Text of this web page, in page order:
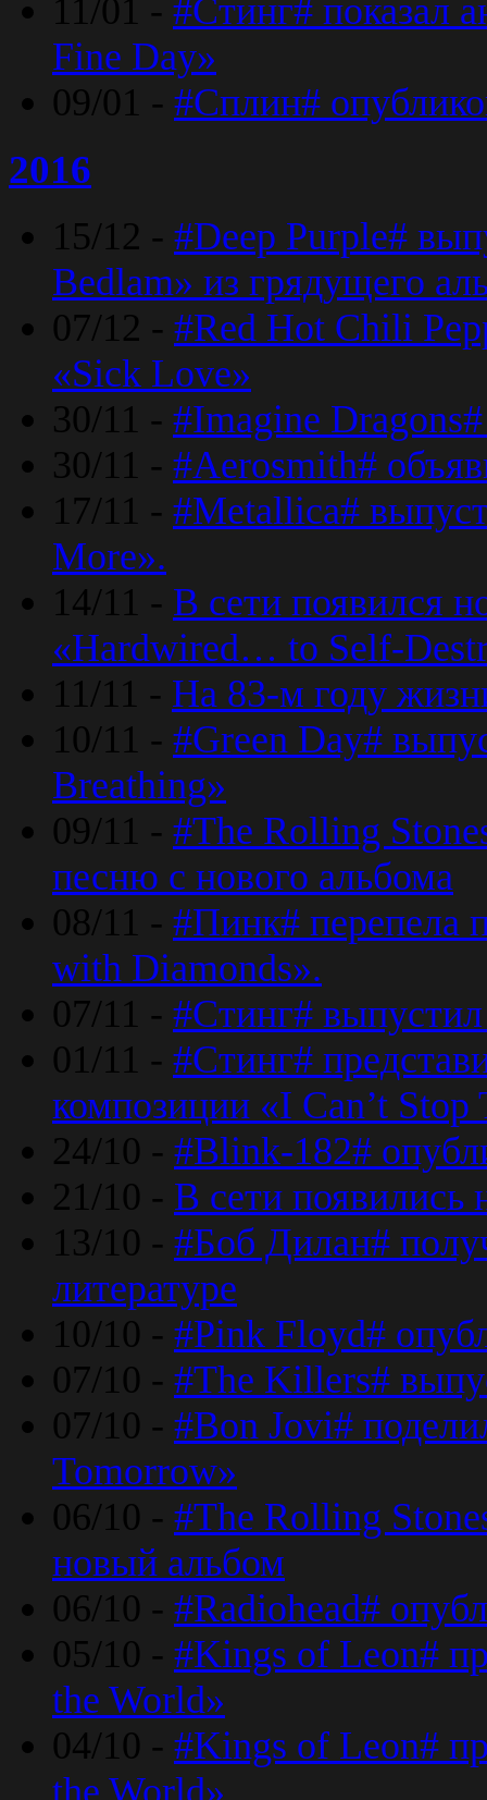
11/01 - #Стинг# показал
Fine Day»
09/01 - #Сплин#
2016
15/12 - #Deep Purple#
Bedlam» из грядущего
07/12 - #Red Hot Chili
«Sick Love»
30/11 - #Imagine
30/11 - #Aerosmith#
17/11 - #Metallica#
More».
14/11 - В сети появился
«Hardwired… to Self-
11/11 - На 83-м году
10/11 - #Green Day#
Breathing»
09/11 - #The Rolling
песню с нового альбома
08/11 - #Пинк# перепела
with Diamonds».
07/11 - #Стинг#
01/11 - #Стинг#
композиции «I Can’t
24/10 - #Blink-182#
21/10 - В сети появились
13/10 - #Боб Дилан#
литературе
10/10 - #Pink Floyd#
07/10 - #The Killers#
07/10 - #Bon Jovi#
Tomorrow»
06/10 - #The Rolling
новый альбом
06/10 - #Radiohead#
05/10 - #Kings of Leon#
the World»
04/10 - #Kings of Leon#
the World»